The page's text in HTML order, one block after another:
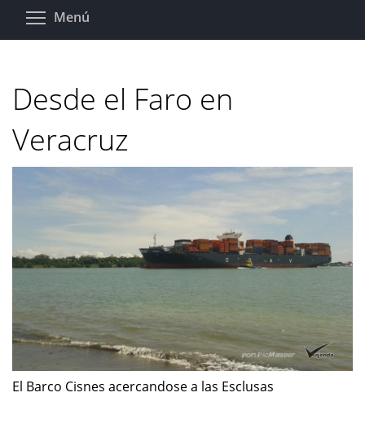
Pasar
Menú
Desde el Faro en
Veracruz
El Barco Cisnes acercandose a las Esclusas